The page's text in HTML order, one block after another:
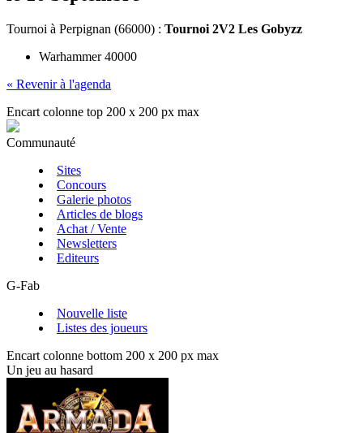
Tournoi à Perpignan (66000) : Tournoi 2V2 Les Gobyzz
Warhammer 40000
« Revenir à l'agenda
Encart colonne top 200 x 200 px max
Communauté
Sites
Concours
Galerie photos
Articles de blogs
Achat / Vente
Newsletters
Editeurs
G-Fab
Nouvelle liste
Listes des joueurs
Encart colonne bottom 200 x 200 px max
Un jeu au hasard